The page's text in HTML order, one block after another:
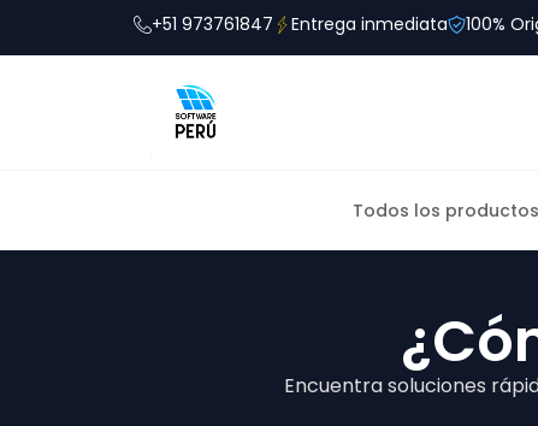
+51 973761847 Entrega inmediata 100%
Todos los productos
Encuentra soluciones